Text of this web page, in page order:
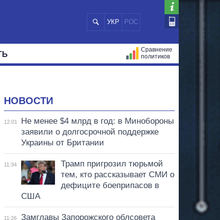
УКР РОС
Сравнение
политиков
НОВОСТИ
12:01
Не менее $4 млрд в год: в Минобороны
заявили о долгосрочной поддержке
Украины от Британии
11:34
Трамп пригрозил тюрьмой
тем, кто рассказывает СМИ о
дефиците боеприпасов в
США
11:26
Замглавы Запорожского облсовета